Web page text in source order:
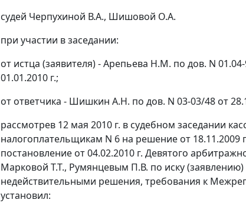
судей Черпухиной В.А., Шишовой О.А.
при участии в заседании:
от истца (заявителя) - Арепьева Н.М. по дов. N
01.01.2010 г.;
от ответчика - Шишкин А.Н. по дов. N 03-03/48 от
рассмотрев 12 мая 2010 г. в судебном заседании
налогоплательщикам N 6 на решение от
постановление от 04.02.2010 г. Девятого
Марковой Т.Т., Румянцевым П.В. по иску
недействительными решения, требования к
установил: